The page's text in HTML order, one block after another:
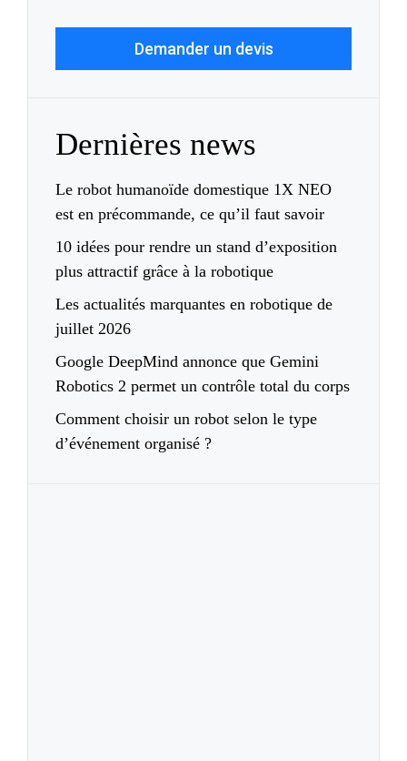
Demander un devis
Dernières news
Le robot humanoïde domestique 1X NEO
est en précommande, ce qu’il faut savoir
10 idées pour rendre un stand d’exposition
plus attractif grâce à la robotique
Les actualités marquantes en robotique de
juillet 2026
Google DeepMind annonce que Gemini
Robotics 2 permet un contrôle total du corps
Comment choisir un robot selon le type
d’événement organisé ?